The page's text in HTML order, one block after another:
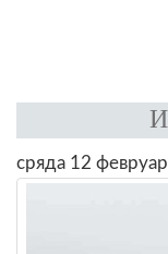
сряда 12